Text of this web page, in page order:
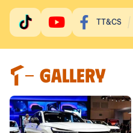
TT&CS
GALLERY